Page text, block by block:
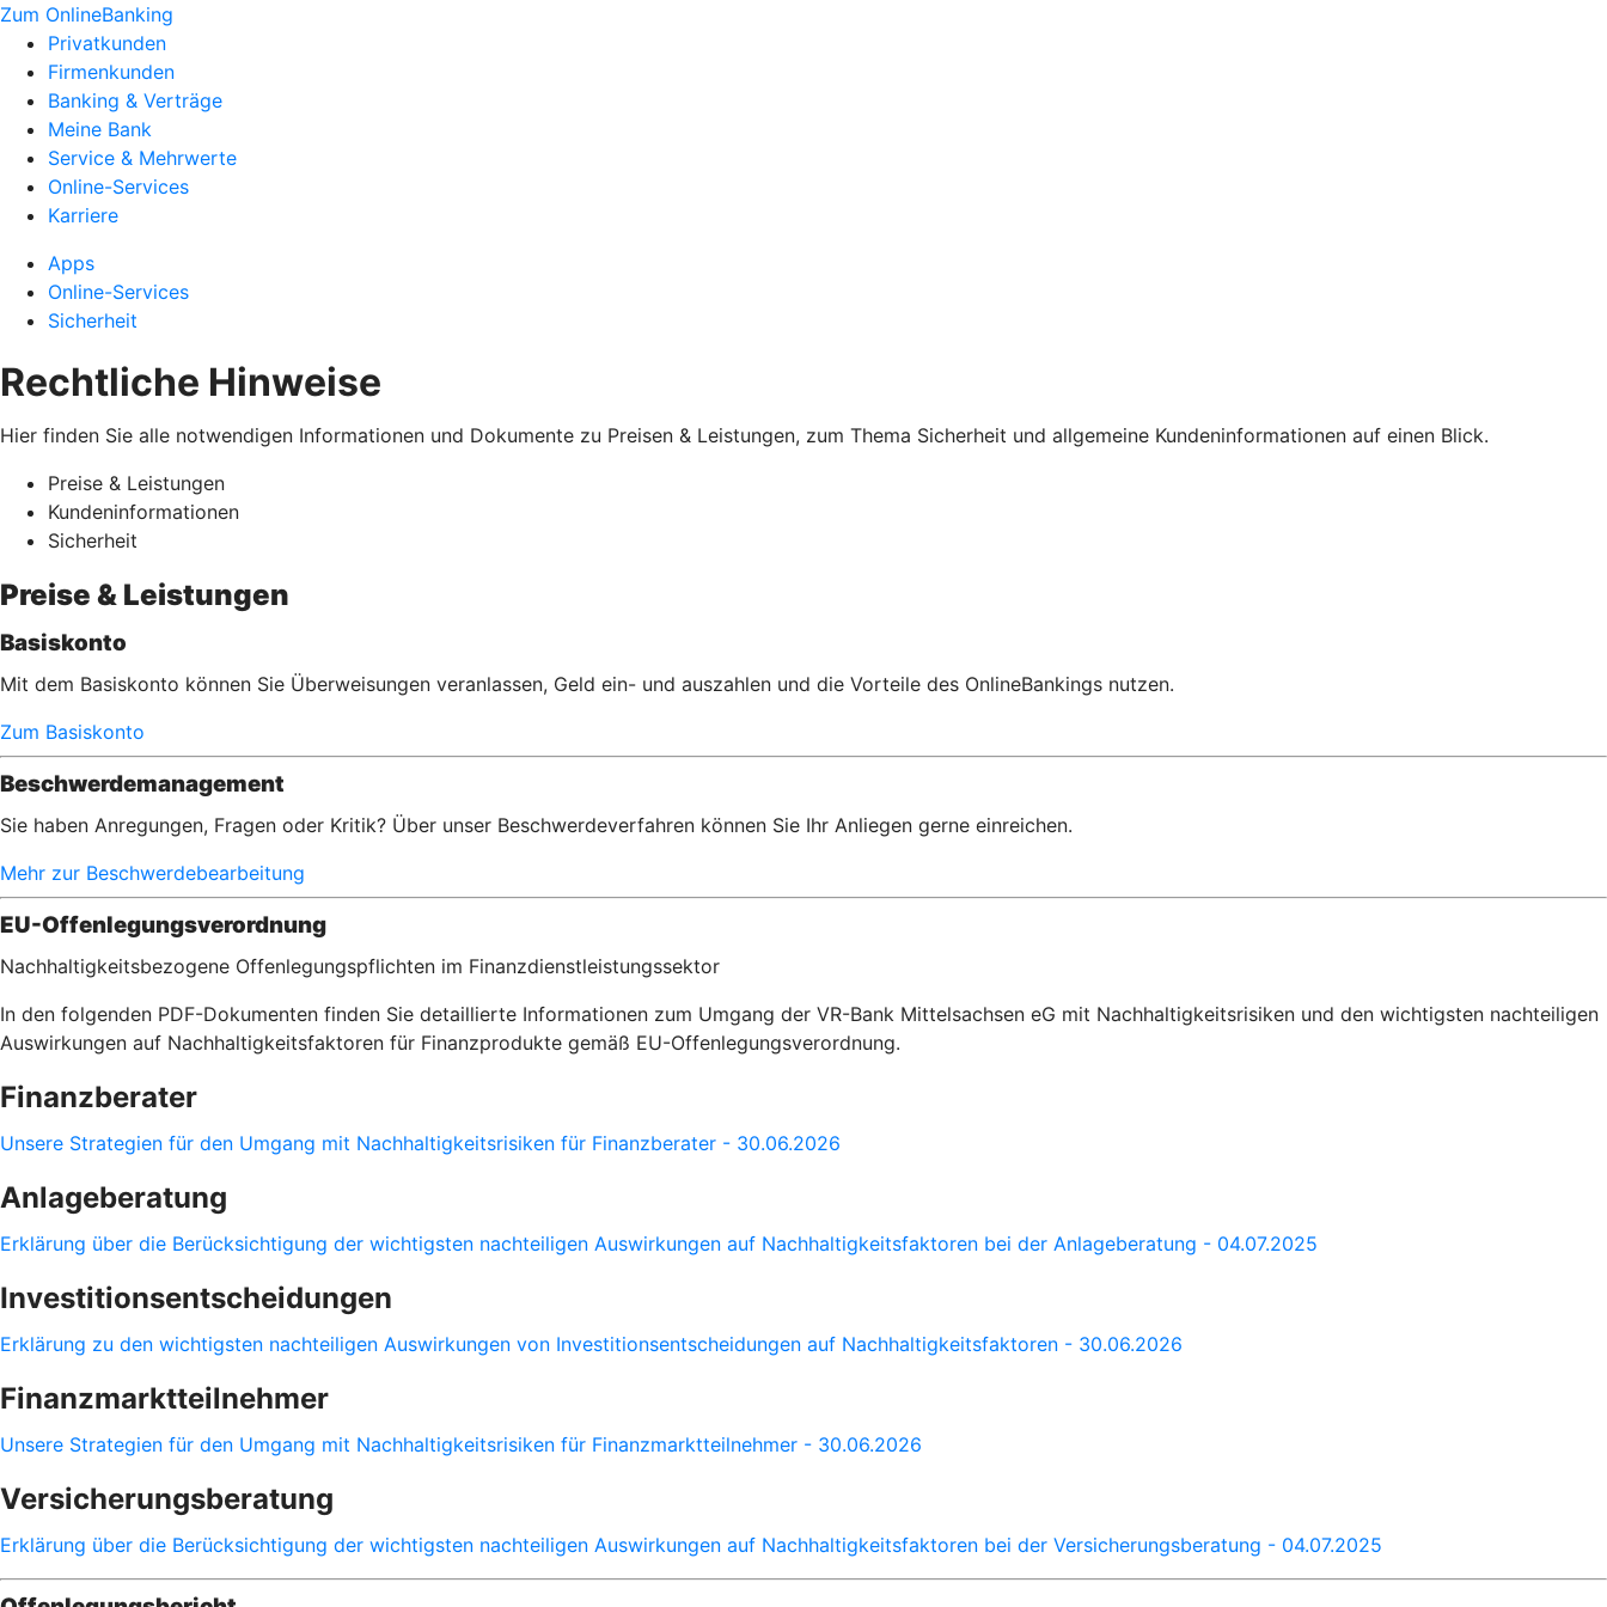
Zum OnlineBanking
Privatkunden
Firmenkunden
Banking & Verträge
Meine Bank
Service & Mehrwerte
Online-Services
Karriere
Apps
Online-Services
Sicherheit
Rechtliche Hinweise
Hier finden Sie alle notwendigen Informationen und Dokumente zu Preisen & Leistungen, zum Thema Sicherheit und allgemeine Kundeninformationen auf einen Blick.
Preise & Leistungen
Kundeninformationen
Sicherheit
Preise & Leistungen
Basiskonto
Mit dem Basiskonto können Sie Überweisungen veranlassen, Geld ein- und auszahlen und die Vorteile des OnlineBankings nutzen.
Zum Basiskonto
Beschwerdemanagement
Sie haben Anregungen, Fragen oder Kritik? Über unser Beschwerdeverfahren können Sie Ihr Anliegen gerne einreichen.
Mehr zur Beschwerdebearbeitung
EU-Offenlegungsverordnung
Nachhaltigkeitsbezogene Offenlegungspflichten im Finanzdienstleistungssektor
In den folgenden PDF-Dokumenten finden Sie detaillierte Informationen zum Umgang der VR-Bank Mittelsachsen eG mit Nachhaltigkeitsrisiken und den wichtigsten nachteiligen
Auswirkungen auf Nachhaltigkeitsfaktoren für Finanzprodukte gemäß EU-Offenlegungsverordnung.
Finanzberater
Unsere Strategien für den Umgang mit Nachhaltigkeitsrisiken für Finanzberater - 30.06.2026
Anlageberatung
Erklärung über die Berücksichtigung der wichtigsten nachteiligen Auswirkungen auf Nachhaltigkeitsfaktoren bei der Anlageberatung - 04.07.2025
Investitionsentscheidungen
Erklärung zu den wichtigsten nachteiligen Auswirkungen von Investitionsentscheidungen auf Nachhaltigkeitsfaktoren - 30.06.2026
Finanzmarktteilnehmer
Unsere Strategien für den Umgang mit Nachhaltigkeitsrisiken für Finanzmarktteilnehmer - 30.06.2026
Versicherungsberatung
Erklärung über die Berücksichtigung der wichtigsten nachteiligen Auswirkungen auf Nachhaltigkeitsfaktoren bei der Versicherungsberatung - 04.07.2025